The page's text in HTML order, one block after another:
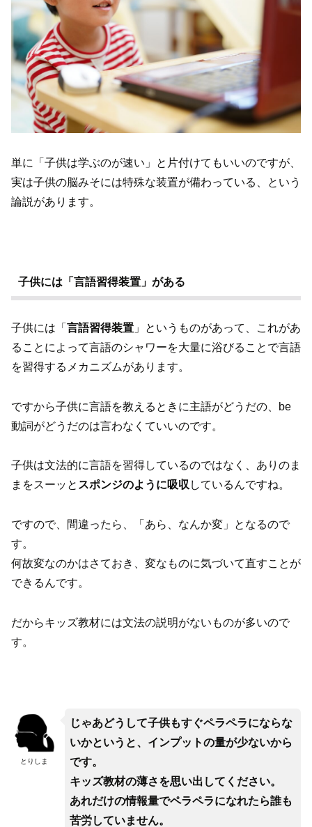
単に「子供は学ぶのが速い」と片付けてもいいのですが、
実は子供の脳みそには特殊な装置が備わっている、という
論説があります。
子供には「言語習得装置」がある
子供には「 言語習得装置 」というものがあって、これがあ
ることによって言語のシャワーを大量に浴びることで言語
を習得するメカニズムがあります。
ですから子供に言語を教えるときに主語がどうだの、be
動詞がどうだのは言わなくていいのです。
子供は文法的に言語を習得しているのではなく、ありのま
まをスーッと スポンジのように吸収 しているんですね。
ですので、間違ったら、「あら、なんか変」となるので
す。
何故変なのかはさておき、変なものに気づいて直すことが
できるんです。
だからキッズ教材には文法の説明がないものが多いので
す。
とりしま
じゃあどうして子供もすぐペラペラにならな
いかというと、インプットの量が少ないから
です。
キッズ教材の薄さを思い出してください。
あれだけの情報量でペラペラになれたら誰も
苦労していません。